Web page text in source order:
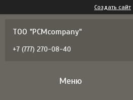
Создать сайт
ТОО "PCMcompany"
+7 (777) 270-08-40